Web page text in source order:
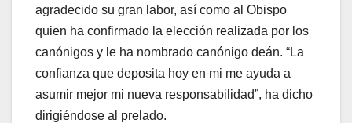
agradecido su gran labor, así como al Obispo
quien ha confirmado la elección realizada por los
canónigos y le ha nombrado canónigo deán. “La
confianza que deposita hoy en mi me ayuda a
asumir mejor mi nueva responsabilidad”, ha dicho
dirigiéndose al prelado.